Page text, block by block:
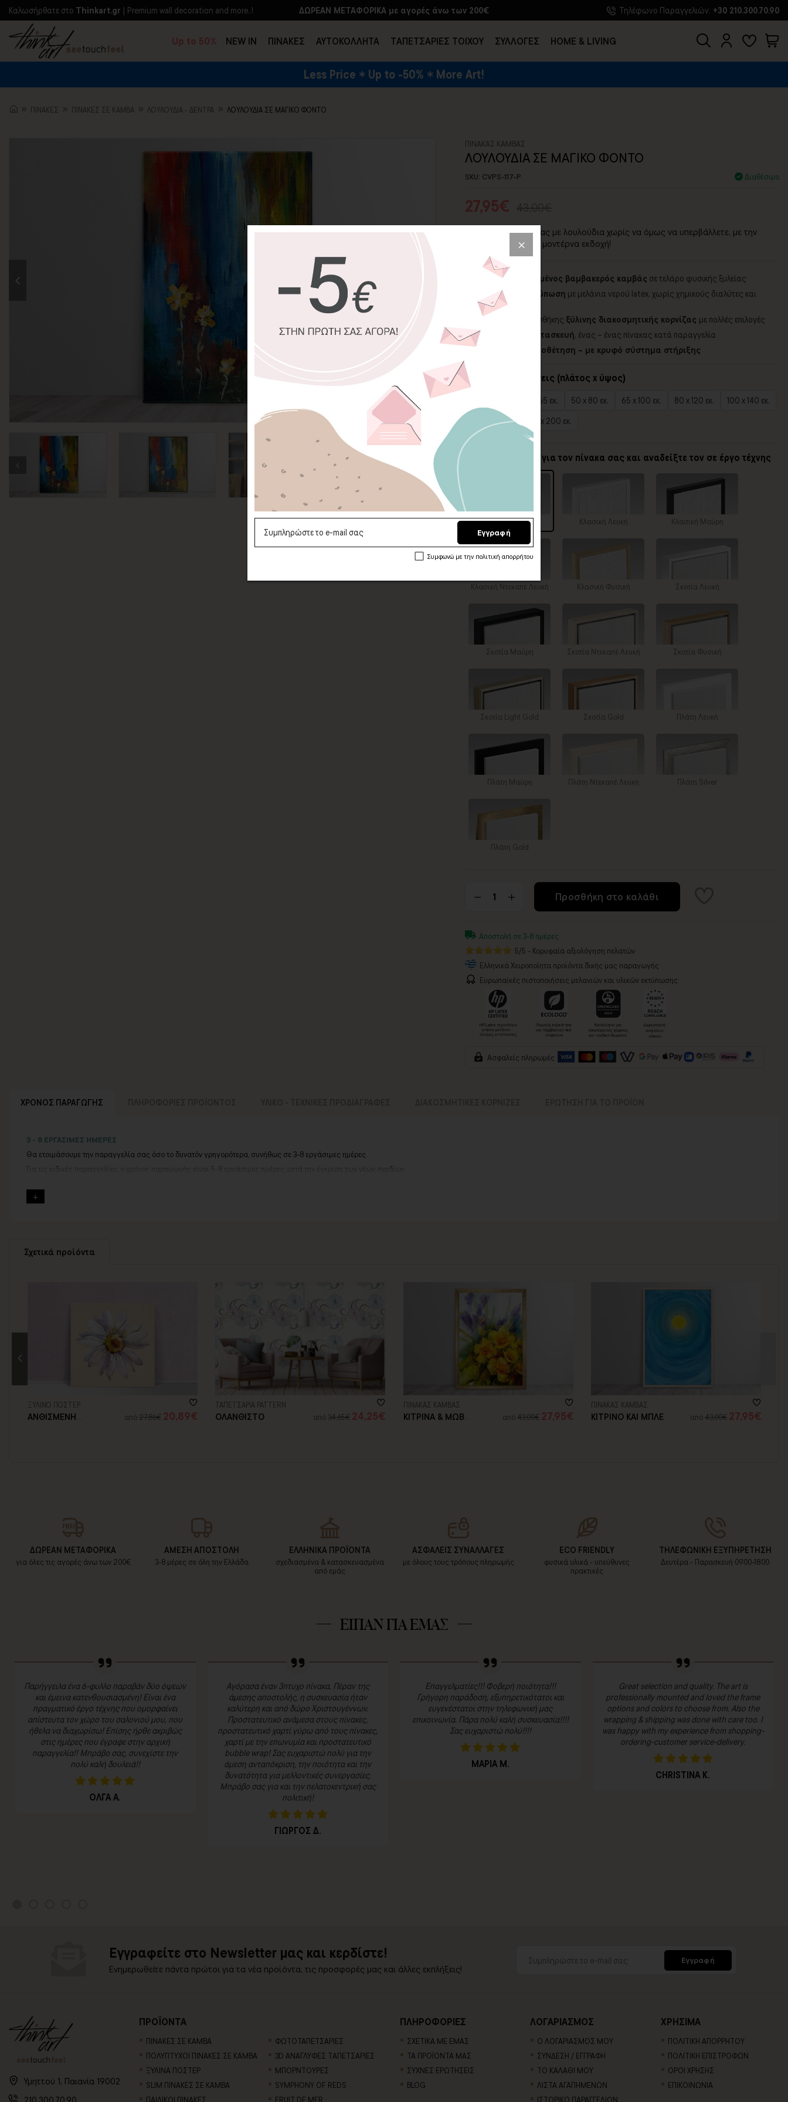
Kαλωσήρθατε στο Thinkart.gr | Premium wall decoration and more..! ΔΩΡΕΑΝ ΜΕΤΑΦΟΡΙΚΑ με αγορές άνω των 200€ Τηλέφωνο Παραγγελιών: +30 210.300.70.90
Up to 50% NEW IN ΠΙΝΑΚΕΣ ΑΥΤΟΚΟΛΛΗΤΑ TΑΠΕΤΣΑΡΙΕΣ ΤΟΙΧΟΥ ΣΥΛΛΟΓΕΣ HOME & LIVING
ΕΝΔΥΣΗ & ΑΞΕΣΟΥΑΡ
Less Price Up to -50% More Art!
ΠΙΝΑΚΕΣ ΠΙΝΑΚΕΣ ΣΕ ΚΑΜΒΑ ΛΟΥΛΟΎΔΙΑ - ΔΈΝΤΡΑ ΛΟΥΛΟΥΔΙΑ ΣΕ ΜΑΓΙΚΟ ΦΟΝΤΟ
ΠΙΝΑΚΑΣ ΚΑΜΒΑΣ
ΛΟΥΛΟΥΔΙΑ ΣΕ ΜΑΓΙΚΟ ΦΟΝΤΟ
SKU: CVPS-117-P Διαθέσιμο
27,95€
Γεμίστε τον χώρο σας με λουλούδια χωρίς να όμως να υπερβάλλετε, με την
απεικόνιση τους σε μοντέρνα εκδοχή!
100% πιστοποιημένος βαμβακερός καμβάς σε τελάρο φυσικής ξυλείας
Οικολογική εκτύπωση με μελάνια νερού latex, χωρίς χημικούς διαλύτες και
οσμές
Δυνατότητα προσθήκης ξύλινης διακοσμητικής κορνίζας με πολλές επιλογές
Χειροποίητη κατασκευή, ένας – ένας πίνακας κατά παραγγελία
Έτοιμοι για τοποθέτηση – με κρυφό σύστημα στήριξης
Επιλέξτε διαστάσεις (πλάτος x ύψος)
40 x 65 εκ. 50 x 80 εκ. 65 x 100 εκ. 80 x 120 εκ.
100 x 140 εκ.
120 x 180 εκ.
140 x 200 εκ.
Επιλέξτε κορνίζα για τον πίνακα σας και αναδείξτε τον σε έργο τέχνης
Χωρίς κορνίζα Κλασική Λευκή Κλασική Μαύρη
Κλασική Ντεκαπέ Λευκή Κλασική Φυσική Σκοτία Λευκή
Σκοτία Μαύρη Σκοτία Ντεκαπέ Λευκή Σκοτία Φυσική
Σκοτία Light Gold Σκοτία Gold Πλάτη Λευκή
Πλάτη Μαύρη Πλάτη Ντεκαπέ Λευκή Πλάτη Silver
Πλάτη Gold
Προσθήκη στο καλάθι
Αποστολή σε 3-8 ημέρες
5/5 - Κορυφαία αξιολόγηση πελατών
Ελληνικά Χειροποίητα προϊόντα δικής μας παραγωγής
Ευρωπαϊκές πιστοποιήσεις μελανιών και υλικών εκτύπωσης:
Ασφαλείς πληρωμές
ΧΡΟΝΟΣ ΠΑΡΑΓΩΓΗΣ
3 - 8 ΕΡΓΑΣΙΜΕΣ ΗΜΕΡΕΣ
Θα ετοιμάσουμε την παραγγελία σας όσο το δυνατόν γρηγορότερα, συνήθως σε 3-8 εργάσιμες ημέρες.
Για τις ειδικές παραγγελίες, ο χρόνος παραγωγής είναι 5-8 εργάσιμες ημέρες, μετά την έγκριση των νέων σχεδίων.
Εάν η αποστολή πραγματοποιείται κατά τη διάρκεια μεγάλων εορτών ή αργιών ή καλοκαιρινών διακοπών, μπορεί να χρειαστεί λίγος περισσότερος χρόνος για να παραδοθεί.
Σχετικά προϊόντα
ΞΥΛΙΝΟ ΠΟΣΤΕΡ
ΑΝΘΙΣΜΕΝΗ
από27,86€ 20,89€
ΤΑΠΕΤΣΑΡΙΑ PATTERN
ΟΛΑΝΘΙΣΤΟ από 34,65€ 24,25€
ΠΙΝΑΚΑΣ ΚΑΜΒΑΣ
ΚΙΤΡΙΝΑ & ΜΩΒ
από43,00€ 27,95€
ΠΙΝΑΚΑΣ ΚΑΜΒΑΣ
ΚΙΤΡΙΝΟ ΚΑΙ ΜΠΛΕ από 43,00€ 27,95€
ΔΩΡΕΑΝ ΜΕΤΑΦΟΡΙΚΑ
για όλες τις αγορές άνω των 200€
ΑΜΕΣΗ ΑΠΟΣΤΟΛΗ
3-8 μέρες σε όλη την Ελλάδα
ΕΛΛΗΝΙΚΑ ΠΡΟΪΟΝΤΑ
σχεδιασμένα & κατασκευασμένα
από εμάς
ΑΣΦΑΛΕΙΣ ΣΥΝΑΛΛΑΓΕΣ
με όλους τους τρόπους πληρωμής
ECO FRIENDLY
φυσικά υλικά - υπεύθυνες
πρακτικές
ΤΗΛΕΦΩΝΙΚΗ ΕΞΥΠΗΡΕΤΗΣΗ
Δευτέρα - Παρασκευή 09:00-18:00
ΕΙΠΑΝ ΓΙΑ ΕΜΑΣ
Παρήγγειλα ένα 6-φυλλο παραβάν δύο όψεων
και έμεινα κατενθουσιασμένη! Είναι ένα
πραγματικό έργο τέχνης που ομορφαίνει
απίστευτα τον χώρο του σαλονιού μου, που
ήθελα να διαχωρίσω! Επίσης ήρθε ακριβώς
στις ημέρες που έγραφε στην αρχική
παραγγελία!! Μπράβο σας, συνεχίστε την
πολύ καλή δουλειά!!
ΟΛΓΑ Α.
Αγόρασα έναν 3πτυχο πίνακα. Πέραν της
άμεσης αποστολής, η συσκευασία ήταν
καλύτερη και από δώρο Χριστουγέννων.
Προστατευτικό ανάμεσα στους πίνακες,
προστατευτικό χαρτί γύρω από τους πίνακες,
χαρτί με την επωνυμία και προστατευτικό
bubble wrap! Σας ευχαριστώ πολύ για την
άμεση ανταπόκριση, την ποιότητα και την
δυνατότητα για μελλοντικές συνεργασίες.
Μπράβο σας για και την πελατοκεντρική σας
πολιτική!
ΓΙΩΡΓΟΣ Δ.
Επαγγελματίες!!! Φοβερή ποιότητα!!!
Γρήγορη παράδοση, εξυπηρετικότατοι και
ευγενέστατοι στην τηλεφωνική μας
επικοινωνία. Πάρα πολύ καλή συσκευασία!!!!
Σας ευχαριστώ πολύ!!!!
ΜΑΡΙΑ Μ.
Great selection and quality. The art is
professionally mounted and loved the frame
options and colors to choose from. Also the
wrapping & shipping was done with care too. I
was happy with my experience from shopping-
ordering-customer service-delivery.
CHRISTINA K.
Εγγραφείτε στο Newsletter μας και κερδίστε!
Ενημερωθείτε πάντα πρώτοι για τα νέα προϊόντα, τις προσφορές μας και άλλες εκπλήξεις!
Εγγραφή
Υμηττού 1, Παιανία 19002
210.300.70.90
ΠΡΟΪΟΝΤΑ
ΠΙΝΑΚΕΣ ΣΕ ΚΑΜΒΑ
ΠΟΛΥΠΤΥΧΟΙ ΠΙΝΑΚΕΣ ΣΕ ΚΑΜΒΑ
ΞΥΛΙΝΑ ΠΟΣΤΕΡ
SLIM ΠΙΝΑΚΕΣ ΣΕ ΚΑΜΒΑ
ΠΑΙΔΙΚΟΙ ΠΙΝΑΚΕΣ
ΦΩΤΟΤΑΠΕΤΣΑΡΙΕΣ
3D AΝΑΓΛΥΦΕΣ TΑΠΕΤΣΑΡΙΕΣ
ΜΠΟΡΝΤΟΥΡΕΣ
SYMPHONY OF REDS
FRUIT DE MER
ΠΛΗΡΟΦΟΡΙΕΣ
ΣΧΕΤΙΚΑ ΜΕ ΕΜΑΣ
ΤΑ ΠΡΟΪΟΝΤΑ ΜΑΣ
ΣΥΧΝΕΣ ΕΡΩΤΗΣΕΙΣ
BLOG
ΛΟΓΑΡΙΑΣΜΟΣ
Ο ΛΟΓΑΡΙΑΣΜΟΣ ΜΟΥ
ΣΥΝΔΕΣΗ / ΕΓΓΡΑΦΗ
ΤΟ ΚΑΛΑΘΙ ΜΟΥ
ΛΙΣΤΑ ΑΓΑΠΗΜΕΝΩΝ
ΙΣΤΟΡΙΚΟ ΠΑΡΑΓΓΕΛΙΩΝ
ΧΡΗΣΙΜΑ
ΠΟΛΙΤΙΚΗ ΑΠΟΡΡΗΤΟΥ
ΠΟΛΙΤΙΚΗ ΕΠΙΣΤΡΟΦΩΝ
ΟΡΟΙ ΧΡΗΣΗΣ
ΕΠΙΚΟΙΝΩΝΙΑ
Εγγραφή
Συμφωνώ με την πολιτική απορρήτου